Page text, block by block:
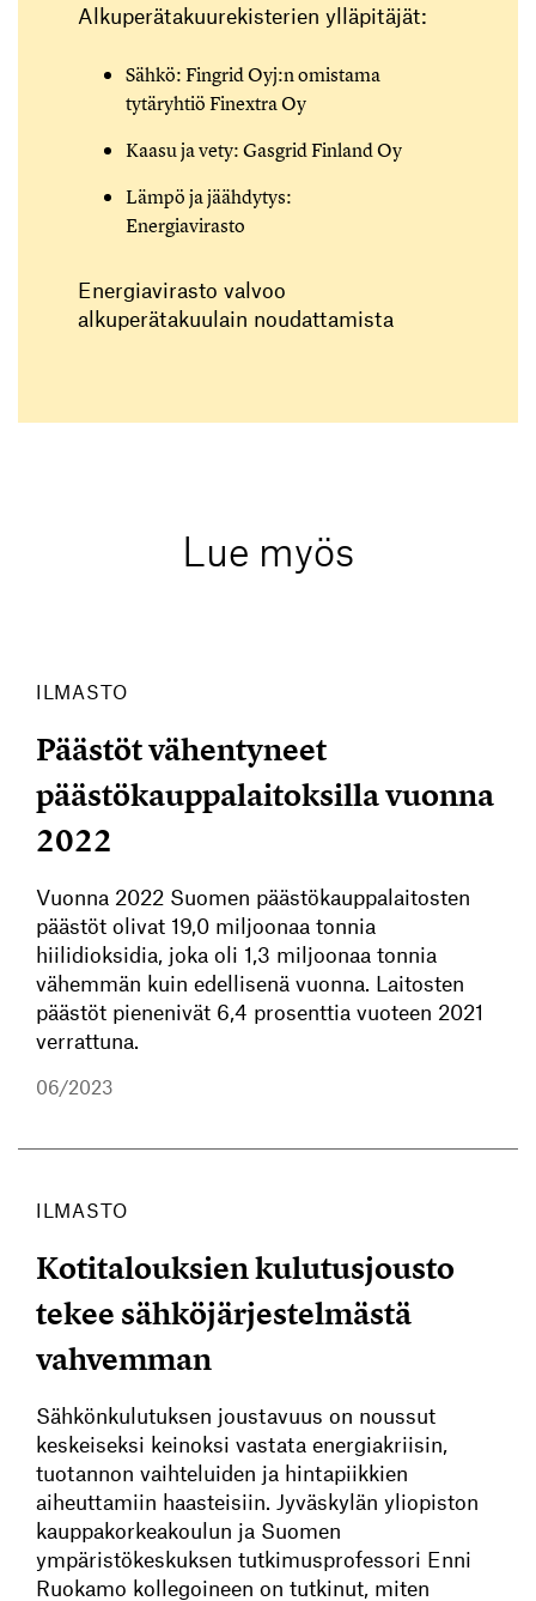
Alkuperätakuurekisterien ylläpitäjät:
Sähkö: Fingrid Oyj:n omistama
tytäryhtiö Finextra Oy
Kaasu ja vety: Gasgrid Finland Oy
Lämpö ja jäähdytys:
Energiavirasto
Energiavirasto valvoo
alkuperätakuulain noudattamista
Lue myös
ILMASTO
Päästöt vähentyneet
päästökauppalaitoksilla vuonna
2022
Vuonna 2022 Suomen päästökauppalaitosten
päästöt olivat 19,0 miljoonaa tonnia
hiilidioksidia, joka oli 1,3 miljoonaa tonnia
vähemmän kuin edellisenä vuonna. Laitosten
päästöt pienenivät 6,4 prosenttia vuoteen 2021
verrattuna.
06/2023
ILMASTO
Kotitalouksien kulutusjousto
tekee sähköjärjestelmästä
vahvemman
Sähkönkulutuksen joustavuus on noussut
keskeiseksi keinoksi vastata energiakriisin,
tuotannon vaihteluiden ja hintapiikkien
aiheuttamiin haasteisiin. Jyväskylän yliopiston
kauppakorkeakoulun ja Suomen
ympäristökeskuksen tutkimusprofessori Enni
Ruokamo kollegoineen on tutkinut, miten